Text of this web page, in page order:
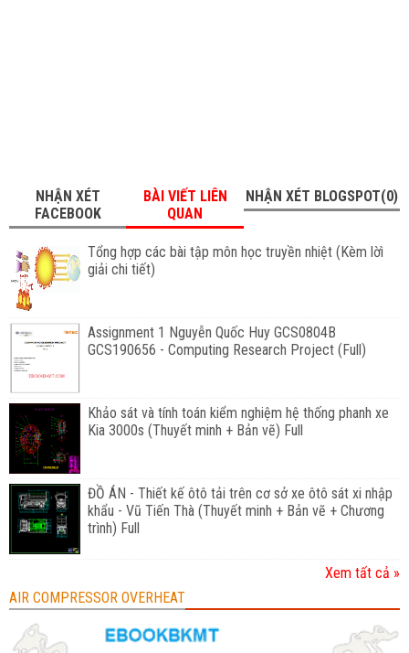
NHẬN XÉT
FACEBOOK
BÀI VIẾT LIÊN
QUAN
NHẬN XÉT BLOGSPOT(0)
Tổng hợp các bài tập môn học truyền nhiệt (Kèm lờì
giải chi tiết)
Assignment 1 Nguyễn Quốc Huy GCS0804B
GCS190656 - Computing Research Project (Full)
Khảo sát và tính toán kiểm nghiệm hệ thống phanh xe
Kia 3000s (Thuyết minh + Bản vẽ) Full
ĐỒ ÁN - Thiết kế ôtô tải trên cơ sở xe ôtô sát xi nhập
khẩu - Vũ Tiến Thà (Thuyết minh + Bản vẽ + Chương
trình) Full
Xem tất cả »
AIR COMPRESSOR OVERHEAT